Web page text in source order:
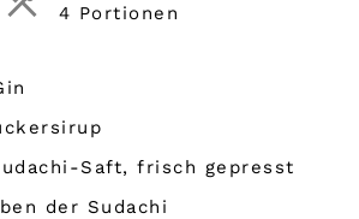
4 Portionen
Saft, frisch gepresst
der Sudachi